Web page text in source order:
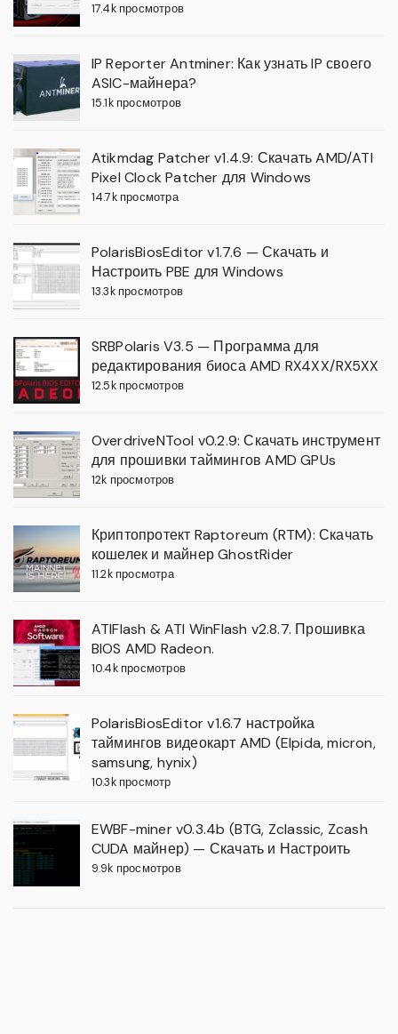
17.4k просмотров
IP Reporter Antminer: Как узнать IP своего
ASIC-майнера?
15.1k просмотров
Atikmdag Patcher v1.4.9: Скачать AMD/ATI
Pixel Clock Patcher для Windows
14.7k просмотра
PolarisBiosEditor v1.7.6 — Скачать и
Настроить PBE для Windows
13.3k просмотров
SRBPolaris V3.5 — Программа для
редактирования биоса AMD RX4XX/RX5XX
12.5k просмотров
OverdriveNTool v0.2.9: Скачать инструмент
для прошивки таймингов AMD GPUs
12k просмотров
Криптопротект Raptoreum (RTM): Скачать
кошелек и майнер GhostRider
11.2k просмотра
ATIFlash & ATI WinFlash v2.8.7. Прошивка
BIOS AMD Radeon.
10.4k просмотров
PolarisBiosEditor v1.6.7 настройка
таймингов видеокарт AMD (Elpida, micron,
samsung, hynix)
10.3k просмотр
EWBF-miner v0.3.4b (BTG, Zclassic, Zcash
CUDA майнер) — Скачать и Настроить
9.9k просмотров